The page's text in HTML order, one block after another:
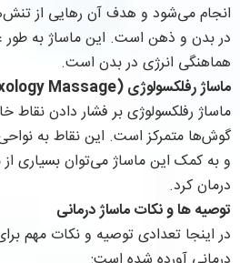
انجام می‌شود و هدف آن رهایی از
در بدن و ذهن است. این ماساژ به طور
هماهنگی انرژی در بدن است.
ماساژ رفلکسولوژی (Reflexology Massage)
ماساژ رفلکسولوژی بر فشار دادن
گوش‌ها متمرکز است. این نقاط به
و به کمک این ماساژ می‌توان بسیاری
درمان کرد.
توصیه‎ ها و نکات ماساژ درمانی
در اینجا تعدادی توصیه و نکات مهم